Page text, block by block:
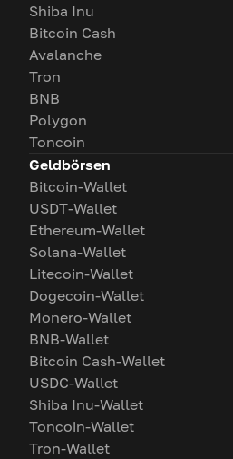
Shiba Inu
Bitcoin Cash
Avalanche
Tron
BNB
Polygon
Toncoin
Geldbörsen
Bitcoin-Wallet
USDT-Wallet
Ethereum-Wallet
Solana-Wallet
Litecoin-Wallet
Dogecoin-Wallet
Monero-Wallet
BNB-Wallet
Bitcoin Cash-Wallet
USDC-Wallet
Shiba Inu-Wallet
Toncoin-Wallet
Tron-Wallet